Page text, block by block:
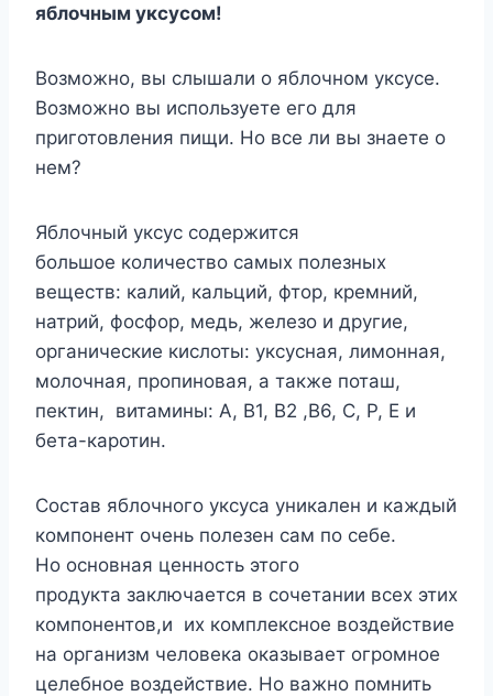
яблочным уксусом!
Возможно, вы слышали о яблочном уксусе.
Возможно вы используете его для
приготовления пищи. Но все ли вы знаете о
нем?
Яблочный уксус содержится
большое количество самых полезных
веществ: калий, кальций, фтор, кремний,
натрий, фосфор, медь, железо и другие,
органические кислоты: уксусная, лимонная,
молочная, пропиновая, а также поташ,
пектин, витамины: А, В1, В2 ,В6, С, Р, Е и
бета-каротин.
Состав яблочного уксуса уникален и каждый
компонент очень полезен сам по себе.
Но основная ценность этого
продукта заключается в сочетании всех этих
компонентов,и их комплексное воздействие
на организм человека оказывает огромное
целебное воздействие. Но важно помнить